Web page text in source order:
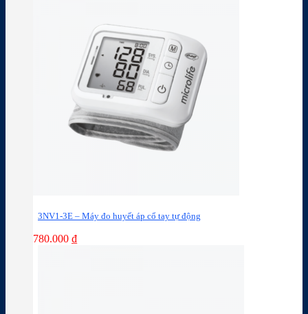
3NV1-3E – Máy đo huyết áp cổ tay tự động
780.000 ₫